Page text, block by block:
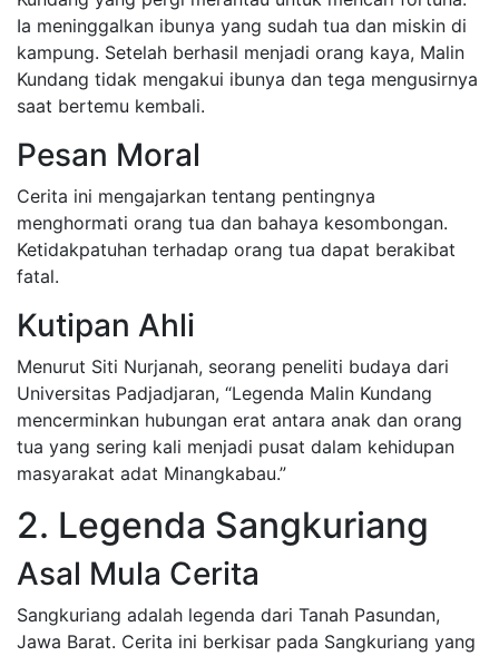
Ia meninggalkan ibunya yang sudah tua dan miskin di
kampung. Setelah berhasil menjadi orang kaya, Malin
Kundang tidak mengakui ibunya dan tega mengusirnya
saat bertemu kembali.
Pesan Moral
Cerita ini mengajarkan tentang pentingnya
menghormati orang tua dan bahaya kesombongan.
Ketidakpatuhan terhadap orang tua dapat berakibat
fatal.
Kutipan Ahli
Menurut Siti Nurjanah, seorang peneliti budaya dari
Universitas Padjadjaran, “Legenda Malin Kundang
mencerminkan hubungan erat antara anak dan orang
tua yang sering kali menjadi pusat dalam kehidupan
masyarakat adat Minangkabau.”
2. Legenda Sangkuriang
Asal Mula Cerita
Sangkuriang adalah legenda dari Tanah Pasundan,
Jawa Barat. Cerita ini berkisar pada Sangkuriang yang